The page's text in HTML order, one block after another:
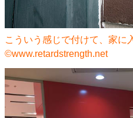
こういう感じで付けて、家に
©www.retardstrength.net